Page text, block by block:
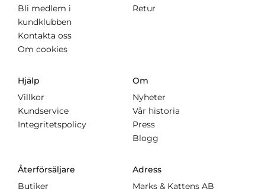
Bli medlem i
kundklubben
Kontakta oss
Om cookies
Retur
Hjälp
Villkor
Kundservice
Integritetspolicy
Om
Nyheter
Vår historia
Press
Blogg
Återförsäljare
Butiker
Adress
Marks & Kattens AB